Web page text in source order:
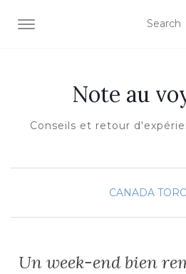
OUVRIR/FERMER LA
Note au
Conseils et retour
CANADA
Un week-end bien